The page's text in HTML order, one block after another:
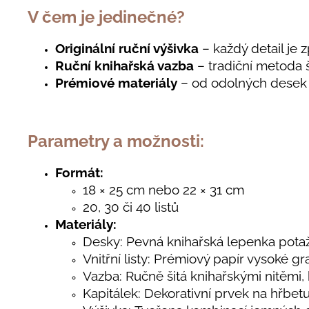
V čem je jedinečné?
Originální ruční výšivka – každý detail je
Ruční knihařská vazba – tradiční metoda
Prémiové materiály – od odolných
Parametry a možnosti:
Formát:
18 × 25 cm nebo 22 × 31 cm
20, 30 či 40 listů
Materiály:
Desky: Pevná knihařská lepenka
Vnitřní listy: Prémiový papír vysoké
Vazba: Ručně šitá knihařskými
Kapitálek: Dekorativní prvek na